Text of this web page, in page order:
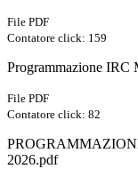
File PDF
Contatore click: 159
Programmazione IRC
File PDF
Contatore click: 82
2026.pdf